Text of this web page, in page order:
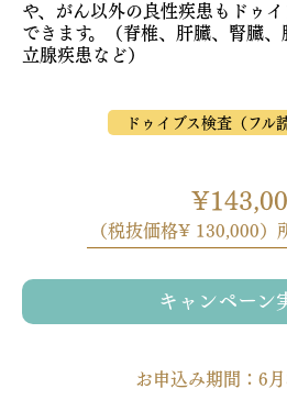
や、がん以外の良性疾患もドゥ
できます。（脊椎、肝臓、腎臓
立腺疾患など）
ドゥイブス検査（フル
（税抜価格¥ 130,000）
キャンペーン
お申込み期間：6